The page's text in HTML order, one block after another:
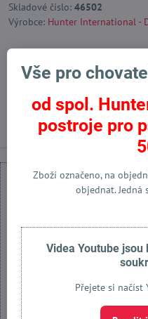
Skladové číslo: 46502
Výrobce: Hunter International -
FacebookTwitterBluesky
Předchozí produkt
Externí obsah je
Přejete si
Vše pro
od spol.
postroje pro
Zboží označeno, na
objednat.
Videa Youtube
Přejete si načíst